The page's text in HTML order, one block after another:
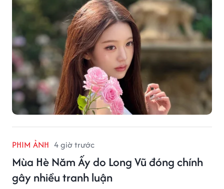
PHIM ẢNH 4 giờ trước
Mùa Hè Năm Ấy do Long Vũ đóng chính
gây nhiều tranh luận